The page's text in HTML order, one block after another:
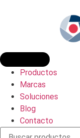
Productos
Marcas
Soluciones
Blog
Contacto
Búsqueda